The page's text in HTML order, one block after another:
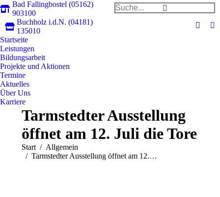
Bad Fallingbostel (05162)
903100
Buchholz i.d.N. (04181)
135010
Search:
Startseite
Leistungen
Bildungsarbeit
Projekte und Aktionen
Termine
Aktuelles
Über Uns
Karriere
Tarmstedter Ausstellung
öffnet am 12. Juli die Tore
Sie befinden sich hier:
Start
Allgemein
Tarmstedter Ausstellung öffnet am 12.…